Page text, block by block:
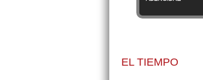
EL TIEMPO